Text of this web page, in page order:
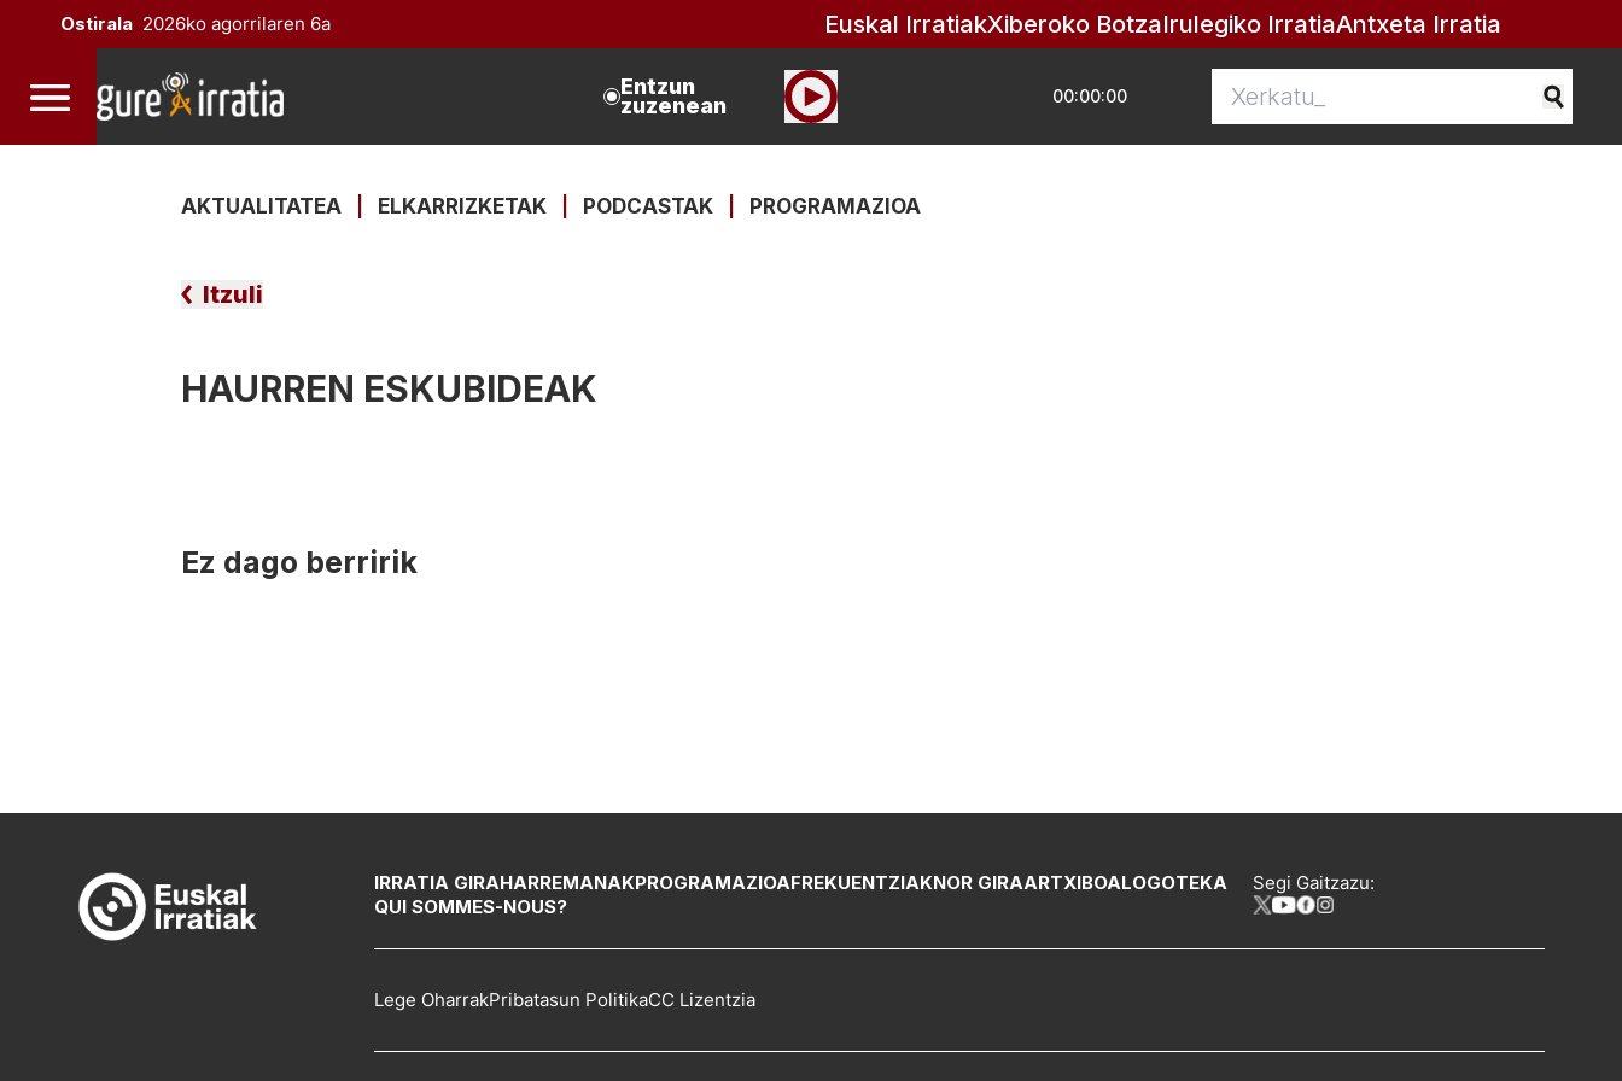
Ostirala 2026ko agorrilaren 6a Euskal IrratiakXiberoko BotzaIrulegiko IrratiaAntxeta Irratia
Entzun
zuzenean 00:00:00
AKTUALITATEA ELKARRIZKETAK PODCASTAK PROGRAMAZIOA
Itzuli
HAURREN ESKUBIDEAK
Ez dago berririk
IRRATIA GIRAHARREMANAKPROGRAMAZIOAFREKUENTZIAKNOR GIRAARTXIBOALOGOTEKA
QUI SOMMES-NOUS?
Segi Gaitzazu:
Lege OharrakPribatasun PolitikaCC Lizentzia